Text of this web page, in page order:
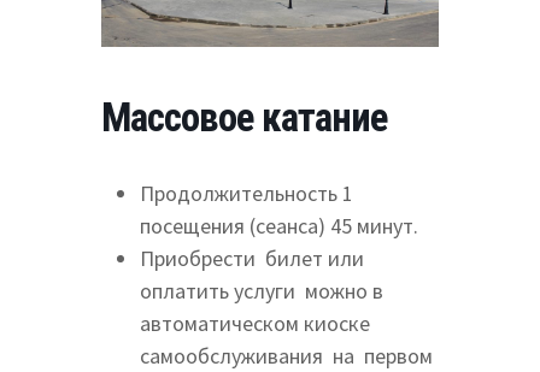
Массовое катание
Продолжительность 1
посещения (сеанса) 45 минут.
Приобрести билет или
оплатить услуги можно в
автоматическом киоске
самообслуживания на первом